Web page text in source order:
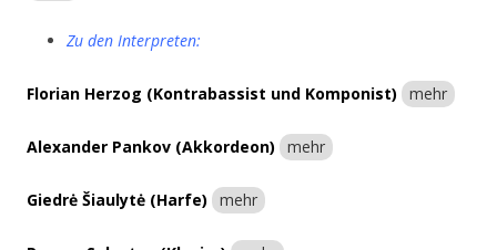
Zu den Interpreten:
Florian Herzog (Kontrabassist und Komponist) mehr
Alexander Pankov (Akkordeon) mehr
Giedrė Šiaulytė (Harfe) mehr